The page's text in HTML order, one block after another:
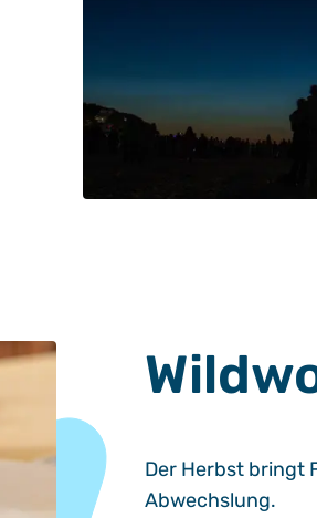
Der Herbst bringt
Abwechslung.